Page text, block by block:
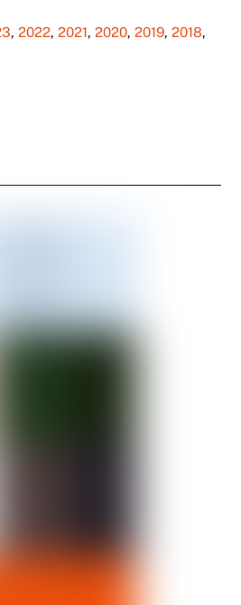
,2022,2021,2020,2019,2018,